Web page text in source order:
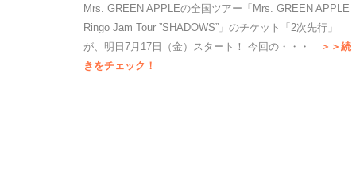
Mrs. GREEN APPLEの全国ツアー「Mrs. GREEN APPLE
Ringo Jam Tour ”SHADOWS”」のチケット「2次先行」
が、明日7月17日（金）スタート！ 今回の・・・
＞＞続
きをチェック！